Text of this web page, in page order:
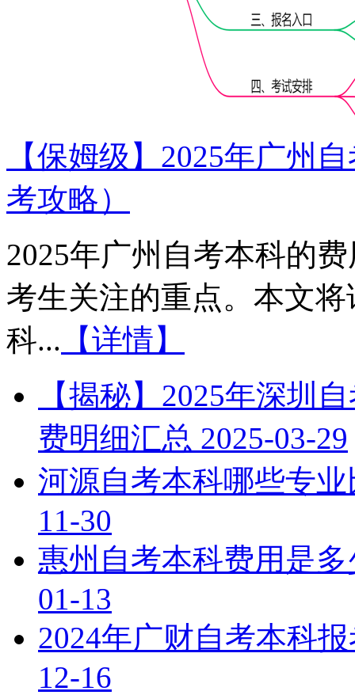
【保姆级】2025年广州
考攻略）
2025年广州自考本科的
考生关注的重点。本文
科... 【详情】
【揭秘】2025年深圳
费明细汇总 2025-03-29
河源自考本科哪些专
11-30
惠州自考本科费用是
01-13
2024年广财自考本科
12-16